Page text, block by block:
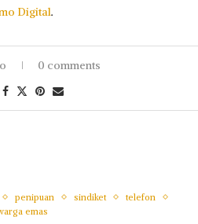
Digital.
0 comments
penipuan sindiket
telefon
emas